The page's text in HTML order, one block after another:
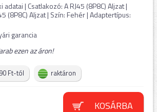
| Csatlakozó: A RJ45 (8P8C) Aljzat |
(8P8C) Aljzat | Szín: Fehér | Adaptertípus:
garancia
ezen az áron!
Ft-tól raktáron
KOSÁRBA